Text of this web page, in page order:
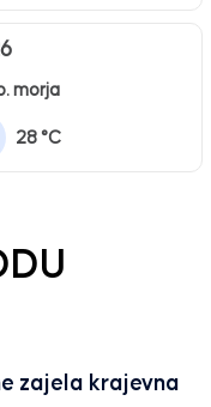
morja
28 °C
zajela krajevna